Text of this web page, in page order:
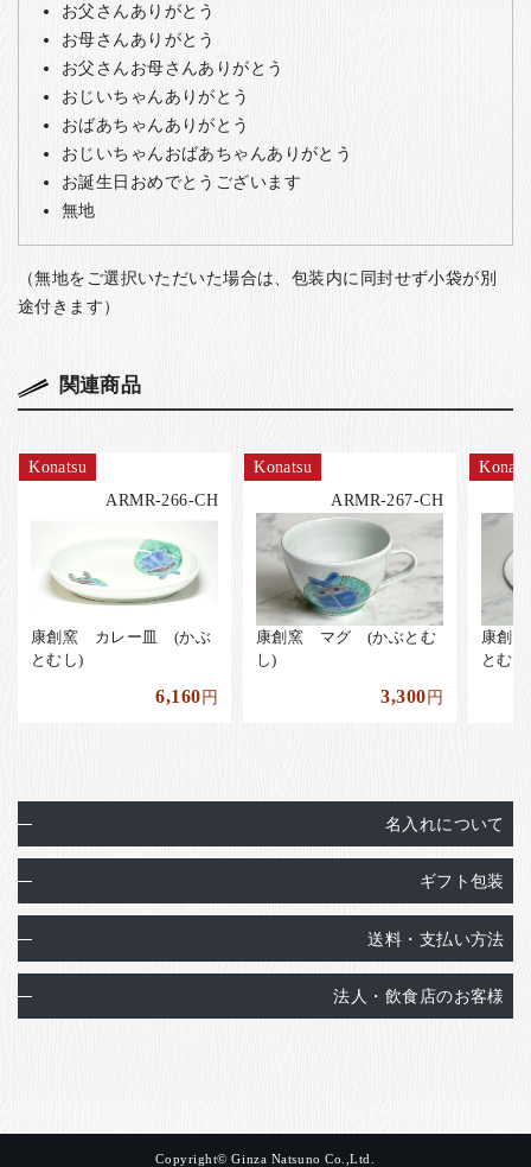
お父さんありがとう
お母さんありがとう
お父さんお母さんありがとう
おじいちゃんありがとう
おばあちゃんありがとう
おじいちゃんおばあちゃんありがとう
お誕生日おめでとうございます
無地
（無地をご選択いただいた場合は、包装内に同封せず小袋が別
途付きます）
関連商品
Konatsu
ARMR-266-CH
康創窯 カレー皿 (かぶ
とむし)
6,160円
Konatsu
ARMR-267-CH
康創窯 マグ (かぶとむ
し)
3,300円
康創
とむ
名入れについて
ギフト包装
送料・支払い方法
法人・飲食店のお客様
Copyright© Ginza Natsuno Co.,Ltd.